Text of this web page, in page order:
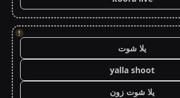
!
يلا شوت
yalla shoot
يلا شوت زون